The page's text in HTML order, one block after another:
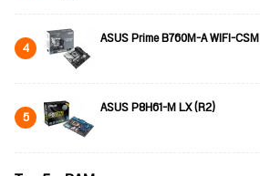
4 ASUS Prime B760M-A WIFI-CSM
5 ASUS P8H61-M LX (R2)